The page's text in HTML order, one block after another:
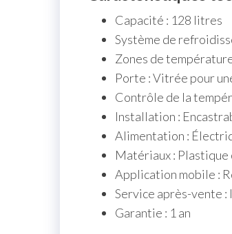
Capacité : 128 litres
Système de
Zones de
Porte : Vitrée pour
Contrôle de la
Installation :
Alimentation :
Matériaux :
Application mobile :
Service après-vente
Garantie : 1 an